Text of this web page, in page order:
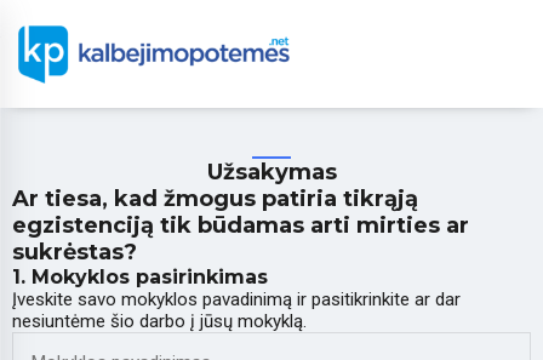
Užsakymas
Ar tiesa, kad žmogus patiria tikrąją
egzistenciją tik būdamas arti mirties ar
sukrėstas?
1. Mokyklos pasirinkimas
Įveskite savo mokyklos pavadinimą ir pasitikrinkite ar dar
nesiuntėme šio darbo į jūsų mokyklą.